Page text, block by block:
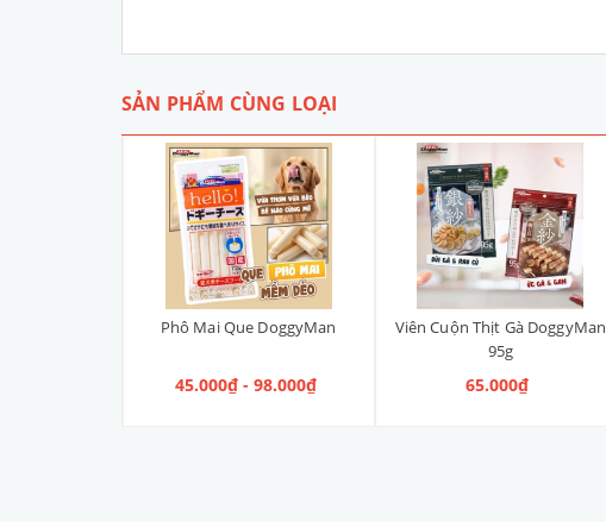
SẢN PHẨM CÙNG LOẠI
Phô Mai Que DoggyMan
45.000₫ - 98.000₫
Viên Cuộn Thịt Gà DoggyMan
95g
65.000₫